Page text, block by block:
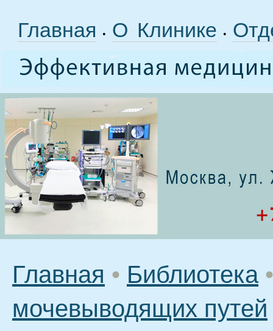
Главная • О Клинике •
Главная • Библиотека •
мочевыводящих путей